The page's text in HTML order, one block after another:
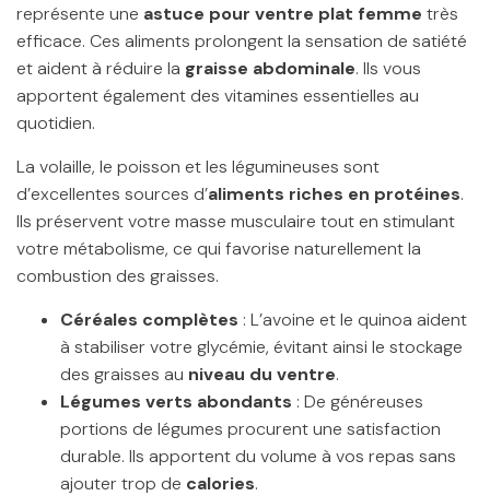
représente une astuce pour ventre plat femme très
efficace. Ces aliments prolongent la sensation de satiété
et aident à réduire la graisse abdominale. Ils vous
apportent également des vitamines essentielles au
quotidien.
La volaille, le poisson et les légumineuses sont
d’excellentes sources d’aliments riches en protéines.
Ils préservent votre masse musculaire tout en stimulant
votre métabolisme, ce qui favorise naturellement la
combustion des graisses.
Céréales complètes : L’avoine et le quinoa aident
à stabiliser votre glycémie, évitant ainsi le stockage
des graisses au niveau du ventre.
Légumes verts abondants : De généreuses
portions de légumes procurent une satisfaction
durable. Ils apportent du volume à vos repas sans
ajouter trop de calories.